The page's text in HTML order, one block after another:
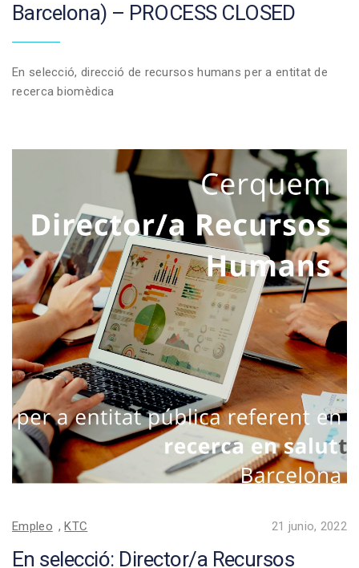
Barcelona) – PROCESS CLOSED
En selecció, direcció de recursos humans per a entitat de
recerca biomèdica
Empleo ,KTC 21 junio, 2022
En selecció: Director/a Recursos